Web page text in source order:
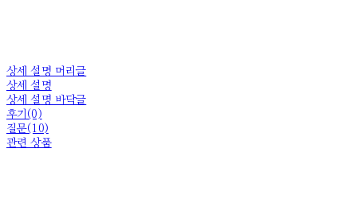
상세 설명 머리글
상세 설명
상세 설명 바닥글
후기(0)
질문(10)
관련 상품